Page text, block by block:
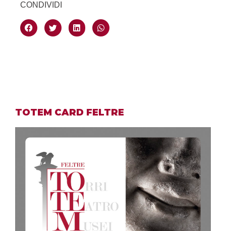
CONDIVIDI
TOTEM CARD FELTRE